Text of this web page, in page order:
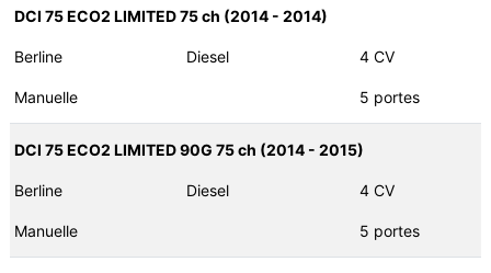
DCI 75 ECO2 LIMITED 75 ch (2014 - 2014)
Berline Diesel 4 CV
Manuelle 5 portes
DCI 75 ECO2 LIMITED 90G 75 ch (2014 - 2015)
Berline Diesel 4 CV
Manuelle 5 portes